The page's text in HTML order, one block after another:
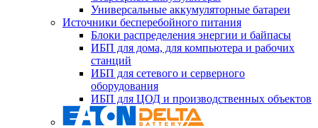
Универсальные аккумуляторные батареи
Источники бесперебойного питания
Блоки распределения энергии и байпасы
ИБП для дома, для компьютера и рабочих
станций
ИБП для сетевого и серверного
оборудования
ИБП для ЦОД и производственных объектов